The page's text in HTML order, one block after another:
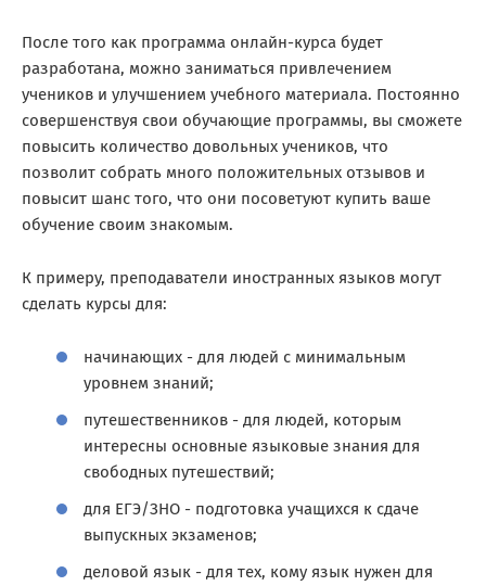
После того как программа онлайн-курса будет
разработана, можно заниматься привлечением
учеников и улучшением учебного материала. Постоянно
совершенствуя свои обучающие программы, вы сможете
повысить количество довольных учеников, что
позволит собрать много положительных отзывов и
повысит шанс того, что они посоветуют купить ваше
обучение своим знакомым.
К примеру, преподаватели иностранных языков могут
сделать курсы для:
начинающих - для людей с минимальным
уровнем знаний;
путешественников - для людей, которым
интересны основные языковые знания для
свободных путешествий;
для ЕГЭ/ЗНО - подготовка учащихся к сдаче
выпускных экзаменов;
деловой язык - для тех, кому язык нужен для